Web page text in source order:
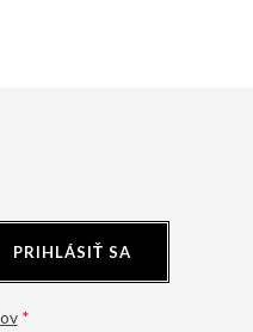
PRIHLÁSIŤ SA